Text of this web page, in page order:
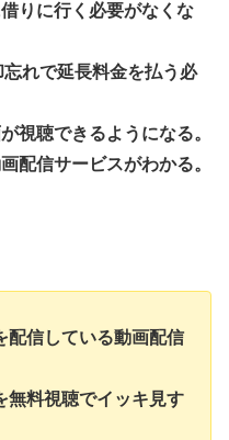
りに行く必要がなくな
れで延長料金を払う必
視聴できるようになる。
配信サービスがわかる。
配信している動画配信
無料視聴でイッキ見す